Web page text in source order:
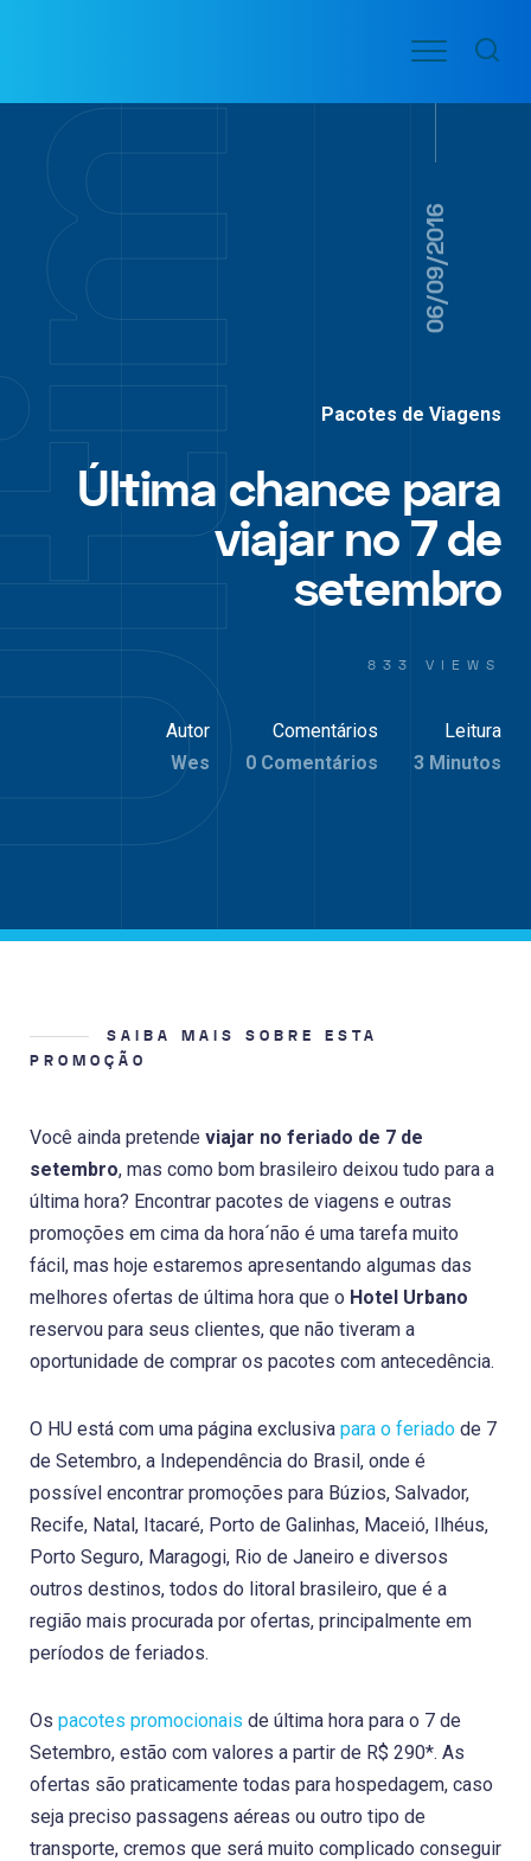
conteúdo
VOO
AÉREAS
Menu
06/09/2016
Pacotes de Viagens
Última chance para
viajar no 7 de
setembro
833 VIEWS
Autor
Wes
Comentários
0 Comentários
Leitura
3 Minutos
SAIBA MAIS SOBRE ESTA
PROMOÇÃO
Você ainda pretende viajar no feriado de 7 de
setembro, mas como bom brasileiro deixou tudo para a
última hora? Encontrar pacotes de viagens e outras
promoções em cima da hora´não é uma tarefa muito
fácil, mas hoje estaremos apresentando algumas das
melhores ofertas de última hora que o Hotel Urbano
reservou para seus clientes, que não tiveram a
oportunidade de comprar os pacotes com antecedência.
O HU está com uma página exclusiva para o feriado de 7
de Setembro, a Independência do Brasil, onde é
possível encontrar promoções para Búzios, Salvador,
Recife, Natal, Itacaré, Porto de Galinhas, Maceió, Ilhéus,
Porto Seguro, Maragogi, Rio de Janeiro e diversos
outros destinos, todos do litoral brasileiro, que é a
região mais procurada por ofertas, principalmente em
períodos de feriados.
Os pacotes promocionais de última hora para o 7 de
Setembro, estão com valores a partir de R$ 290*. As
ofertas são praticamente todas para hospedagem, caso
seja preciso passagens aéreas ou outro tipo de
transporte, cremos que será muito complicado conseguir